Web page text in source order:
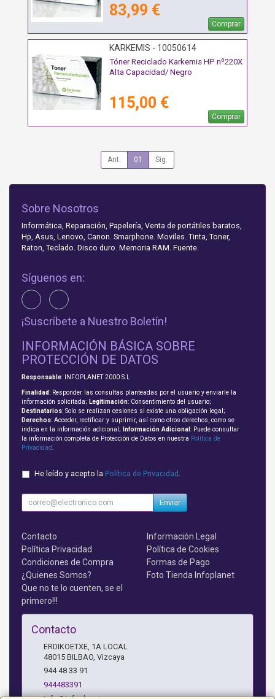
83,99 €
Comprar
KARKEMIS - 10050614
Tóner Reciclado Karkemis HP nº220X
Alta Capacidad/ Negro
115,00 €
Comprar
Ant. 01 Sig.
Sobre Nosotros
Informática, Reparación, Papelería, Venta de portátiles baratos,
Hp, Asus, Lenovo, Canon. Smarphone. Moviles. Tinta, Toner,
Raton, Teclado. Disco duro. Memoria RAM. Fuente.
Síguenos en:
¡Suscríbete a Nuestro Boletín!
INFORMACIÓN BÁSICA SOBRE
PROTECCIÓN DE DATOS
Responsable: INFOPLANET 2000 S.L
Finalidad: Responder las consultas planteadas por el usuario y enviarle la
información solicitada; Legitimación: Consentimiento del usuario;
Destinatarios: Solo se realizan cesiones si existe una obligación legal;
Derechos: Acceder, rectificar y suprimir, así como otros derechos, como se
indica en la información adicional;
Información Adicional : Puede consultar
la información completa de Protección de Datos en nuestra Política de
Privacidad
He leído y acepto la Política de Privacidad
Enviar
Contacto
Información Legal
Política Privacidad
Política de Cookies
Condiciones de Compra
Formas de Pago
¿Quienes Somos?
Foto Tienda Infoplanet
Que no te lo cuenten, se el
primero!!!
Contacto
ERDIKOETXE, 1A LOCAL
48015 BILBAO Vizcaya
944 48 33 91
944483391